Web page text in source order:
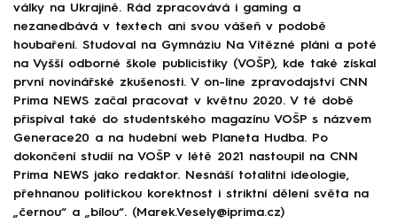
války na Ukrajině. Rád zpracovává i gaming a
nezanedbává v textech ani svou vášeň v podobě
houbaření. Studoval na Gymnáziu Na Vítězné pláni a poté
na Vyšší odborné škole publicistiky (VOŠP), kde také získal
první novinářské zkušenosti. V on-line zpravodajství CNN
Prima NEWS začal pracovat v květnu 2020. V té době
přispíval také do studentského magazínu VOŠP s názvem
Generace20 a na hudební web Planeta Hudba. Po
dokončení studií na VOŠP v létě 2021 nastoupil na CNN
Prima NEWS jako redaktor. Nesnáší totalitní ideologie,
přehnanou politickou korektnost i striktní dělení světa na
„černou“ a „bílou“. (Marek.Vesely@iprima.cz)